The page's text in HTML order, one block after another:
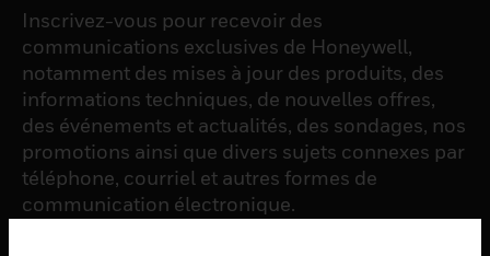
Inscrivez-vous pour recevoir des
communications exclusives de Honeywell,
notamment des mises à jour des produits, des
informations techniques, de nouvelles offres,
des événements et actualités, des sondages, nos
promotions ainsi que divers sujets connexes par
téléphone, courriel et autres formes de
communication électronique.